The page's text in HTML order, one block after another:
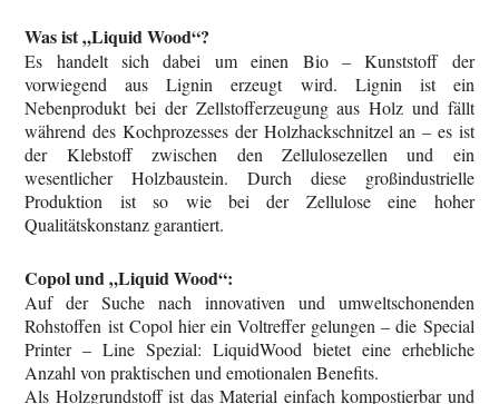
Was ist „Liquid Wood“?
Es handelt sich dabei um einen Bio – Kunststoff der
vorwiegend aus Lignin erzeugt wird. Lignin ist ein
Nebenprodukt bei der Zellstofferzeugung aus Holz und fällt
während des Kochprozesses der Holzhackschnitzel an – es ist
der Klebstoff zwischen den Zellulosezellen und ein
wesentlicher Holzbaustein. Durch diese großindustrielle
Produktion ist so wie bei der Zellulose eine hoher
Qualitätskonstanz garantiert.
Copol und „Liquid Wood“:
Auf der Suche nach innovativen und umweltschonenden
Rohstoffen ist Copol hier ein Voltreffer gelungen – die Special
Printer – Line Spezial: LiquidWood bietet eine erhebliche
Anzahl von praktischen und emotionalen Benefits.
Als Holzgrundstoff ist das Material einfach kompostierbar und